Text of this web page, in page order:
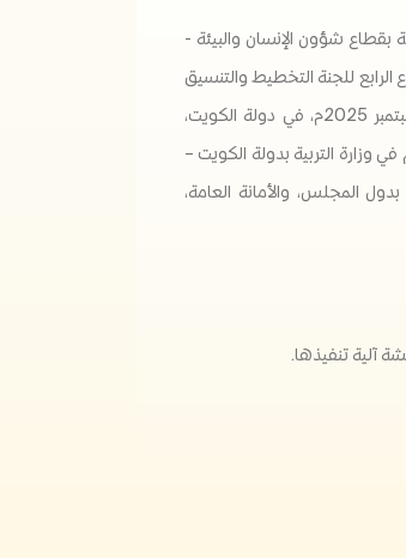
بقطاع شؤون الإنسان والبيئة -
الرابع للجنة التخطيط والتنسيق
والمتابعة في مجال التربية والتعليم، خلال الفترة 29 - 30 سبتمبر 2025م، في دولة الكويت،
وزارة التربية بدولة الكويت –
المجلس، والأمانة العامة،